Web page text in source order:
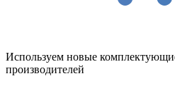
Используем новые
производителей